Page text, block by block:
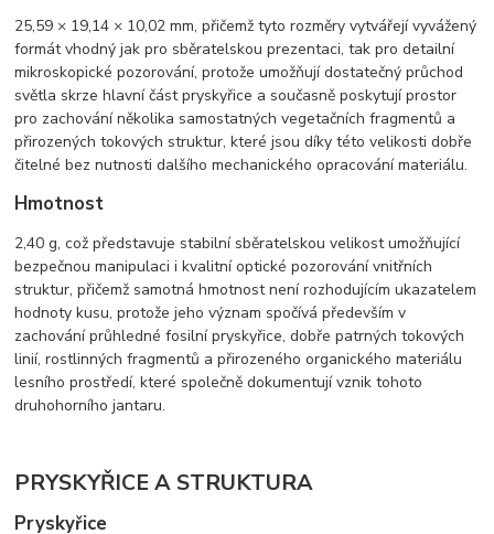
25,59 × 19,14 × 10,02 mm, přičemž tyto rozměry vytvářejí vyvážený
formát vhodný jak pro sběratelskou prezentaci, tak pro detailní
mikroskopické pozorování, protože umožňují dostatečný průchod
světla skrze hlavní část pryskyřice a současně poskytují prostor
pro zachování několika samostatných vegetačních fragmentů a
přirozených tokových struktur, které jsou díky této velikosti dobře
čitelné bez nutnosti dalšího mechanického opracování materiálu.
Hmotnost
2,40 g, což představuje stabilní sběratelskou velikost umožňující
bezpečnou manipulaci i kvalitní optické pozorování vnitřních
struktur, přičemž samotná hmotnost není rozhodujícím ukazatelem
hodnoty kusu, protože jeho význam spočívá především v
zachování průhledné fosilní pryskyřice, dobře patrných tokových
linií, rostlinných fragmentů a přirozeného organického materiálu
lesního prostředí, které společně dokumentují vznik tohoto
druhohorního jantaru.
PRYSKYŘICE A STRUKTURA
Pryskyřice